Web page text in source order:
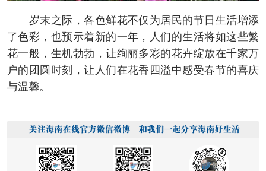
岁末之际，各色鲜花不仅为居民的节日生活增添
了色彩，也预示着新的一年，人们的生活将如这些繁
花一般，生机勃勃，让绚丽多彩的花卉绽放在千家万
户的团圆时刻，让人们在花香四溢中感受春节的喜庆
与温馨。